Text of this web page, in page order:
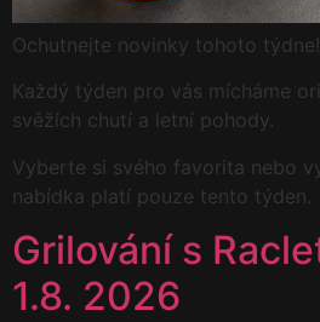
Ochutnejte novinky tohoto týdne!
Každý týden pro vás mícháme
svěžích chutí a letní pohody.
Vyberte si svého favorita nebo
nabídka platí pouze tento týden.
Grilování s
1.8. 2026